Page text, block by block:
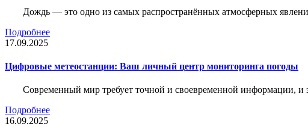
Дождь — это одно из самых распространённых атмосферных
Подробнее
17.09.2025
Цифровые метеостанции: Ваш личный центр мониторинга погоды
Современный мир требует точной и своевременной информации, и
Подробнее
16.09.2025